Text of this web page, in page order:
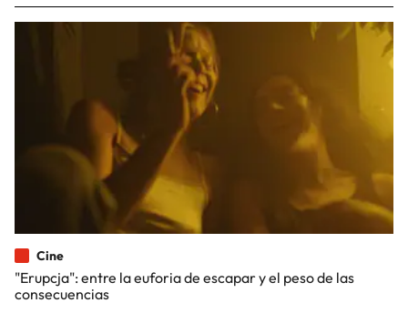
Cine
"Erupcja": entre la euforia de escapar y el peso de las
consecuencias